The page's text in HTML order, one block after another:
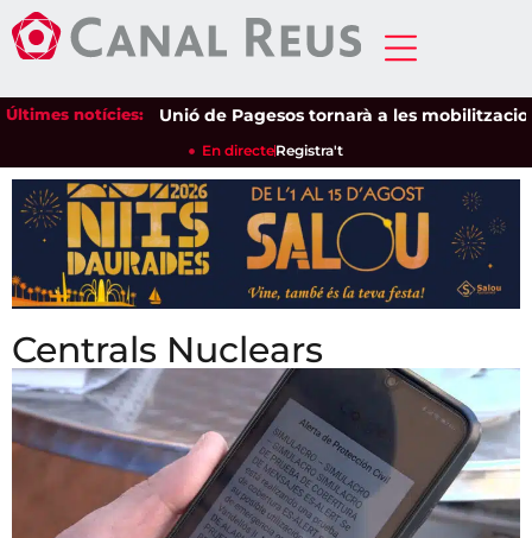
Últimes notícies:Unió de Pagesos tornarà a les mobilitzacions
En directeRegistra't
Centrals Nuclears